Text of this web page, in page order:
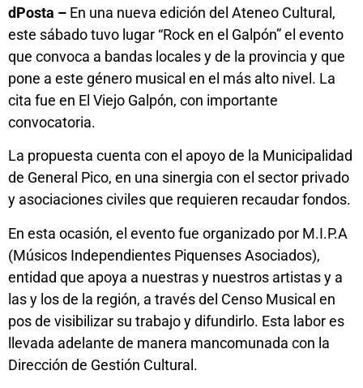
dPosta – En una nueva edición del Ateneo Cultural,
este sábado tuvo lugar “Rock en el Galpón” el evento
que convoca a bandas locales y de la provincia y que
pone a este género musical en el más alto nivel. La
cita fue en El Viejo Galpón, con importante
convocatoria.
La propuesta cuenta con el apoyo de la Municipalidad
de General Pico, en una sinergia con el sector privado
y asociaciones civiles que requieren recaudar fondos.
En esta ocasión, el evento fue organizado por M.I.P.A
(Músicos Independientes Piquenses Asociados),
entidad que apoya a nuestras y nuestros artistas y a
las y los de la región, a través del Censo Musical en
pos de visibilizar su trabajo y difundirlo. Esta labor es
llevada adelante de manera mancomunada con la
Dirección de Gestión Cultural.